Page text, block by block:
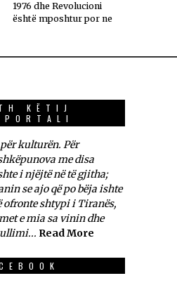
1976 dhe Revolucioni
është mposhtur por ne
KËTIJ
kulturën. Për
me disa
i njëjtë në të gjitha;
se ajo që po bëja ishte
ofronte shtypi i Tiranës,
e mia sa vinin dhe
Read More